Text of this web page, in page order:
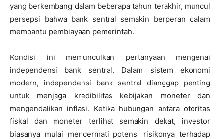
yang berkembang dalam beberapa tahun terakhir, muncul
persepsi bahwa bank sentral semakin berperan dalam
membantu pembiayaan pemerintah.
Kondisi ini memunculkan pertanyaan mengenai
independensi bank sentral. Dalam sistem ekonomi
modern, independensi bank sentral dianggap penting
untuk menjaga kredibilitas kebijakan moneter dan
mengendalikan inflasi. Ketika hubungan antara otoritas
fiskal dan moneter terlihat semakin dekat, investor
biasanya mulai mencermati potensi risikonya terhadap